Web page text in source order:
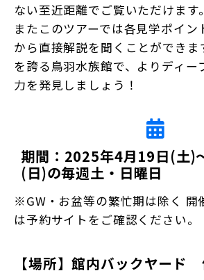
ない至近距離でご覧いただけます。
またこのツアーでは各見学ポイン
から直接解説を聞くことができま
を誇る鳥羽水族館で、よりディー
力を発見しましょう！
期間：2025年4月19日(土)
(日)の毎週土・日曜日
※GW・お盆等の繁忙期は除く 開
は予約サイトをご確認ください。
【場所】館内バックヤード